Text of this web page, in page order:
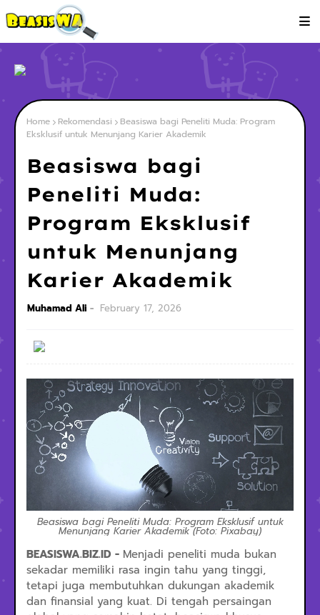
Home Rekomendasi
Beasiswa bagi Peneliti Muda: Program
Eksklusif untuk Menunjang Karier Akademik
Beasiswa bagi
Peneliti Muda:
Program Eksklusif
untuk Menunjang
Karier Akademik
Muhamad Ali February 17, 2026
Beasiswa bagi Peneliti Muda: Program Eksklusif untuk
Menunjang Karier Akademik (Foto: Pixabay)
BEASISWA.BIZ.ID - Menjadi peneliti muda bukan
sekadar memiliki rasa ingin tahu yang tinggi,
tetapi juga membutuhkan dukungan akademik
dan finansial yang kuat. Di tengah persaingan